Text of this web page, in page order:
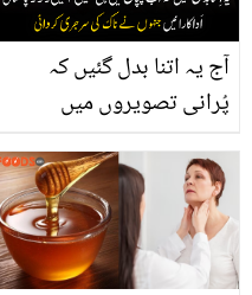
آج یہ اتنا بدل گئیں کہ
پُرانی تصویروں میں
وہ مشہوراَداکارائیں جنہوں
نے پلاسٹک سرجری کروا کر
خود کو بالکل بدل لیا